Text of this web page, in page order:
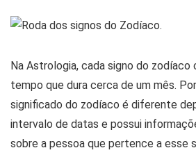
Na Astrologia, cada signo do
tempo que dura cerca de um mês.
significado do zodíaco é diferente
intervalo de datas e possui
sobre a pessoa que pertence a esse